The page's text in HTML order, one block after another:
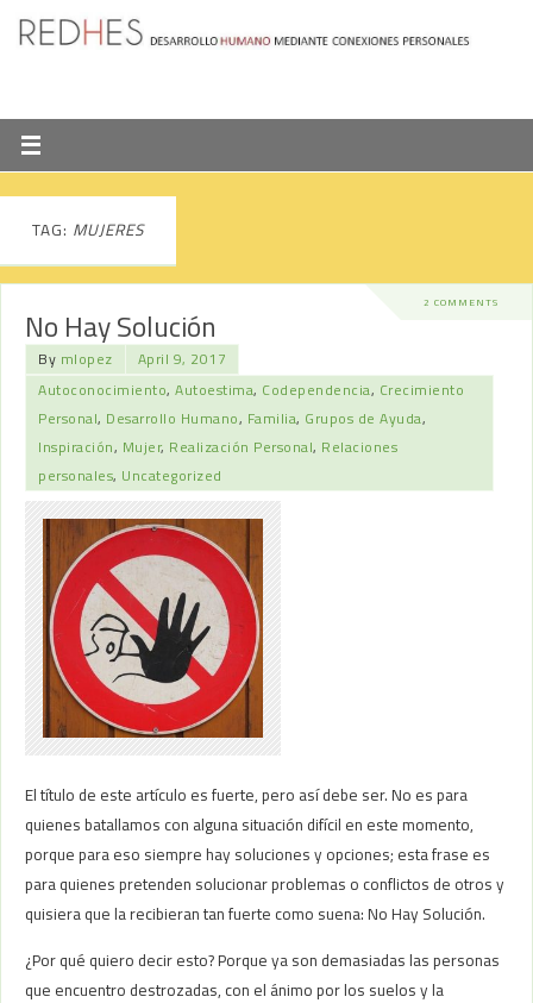
TAG: MUJERES
2 COMMENTS
No Hay Solución
By mlopez
April 9, 2017
Autoconocimiento,Autoestima, Codependencia, Crecimiento
Personal, Desarrollo Humano, Familia, Grupos de Ayuda,
Inspiración, Mujer, Realización Personal, Relaciones
personales, Uncategorized
El título de este artículo es fuerte, pero así debe ser. No es para
quienes batallamos con alguna situación difícil en este momento,
porque para eso siempre hay soluciones y opciones; esta frase es
para quienes pretenden solucionar problemas o conflictos de otros y
quisiera que la recibieran tan fuerte como suena: No Hay Solución.
¿Por qué quiero decir esto? Porque ya son demasiadas las personas
que encuentro destrozadas, con el ánimo por los suelos y la